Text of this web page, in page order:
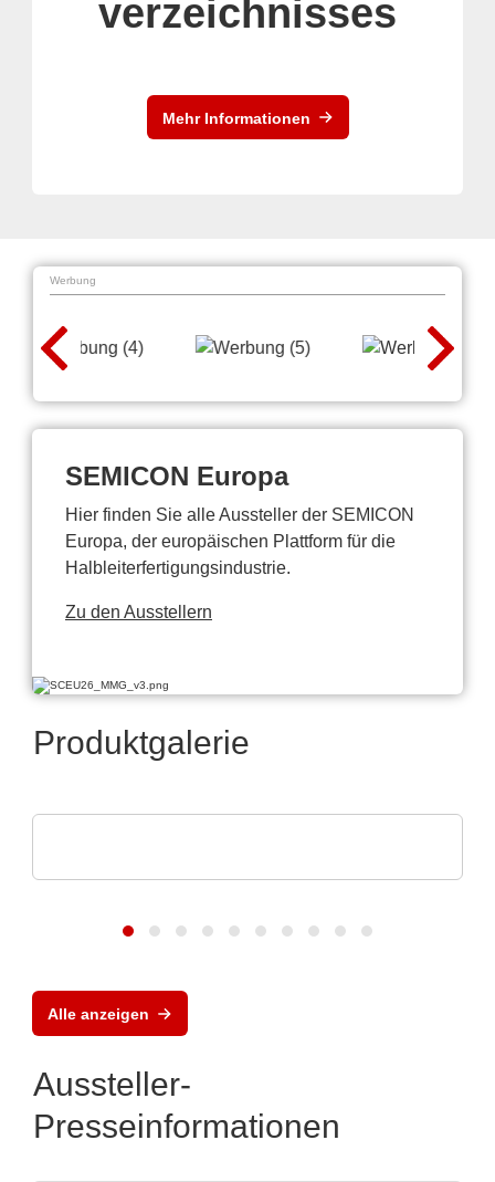
verzeichnisses
Mehr Informationen
Werbung
SEMICON Europa
Hier finden Sie alle Aussteller der SEMICON
Europa, der europäischen Plattform für die
Halbleiterfertigungsindustrie.
Zu den Ausstellern
Produktgalerie
Alle anzeigen
Aussteller-
Presseinformationen